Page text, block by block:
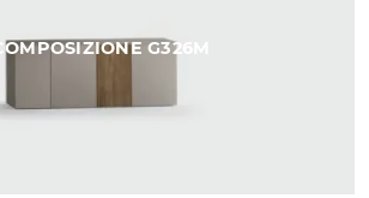
COMPOSIZIONE G326M